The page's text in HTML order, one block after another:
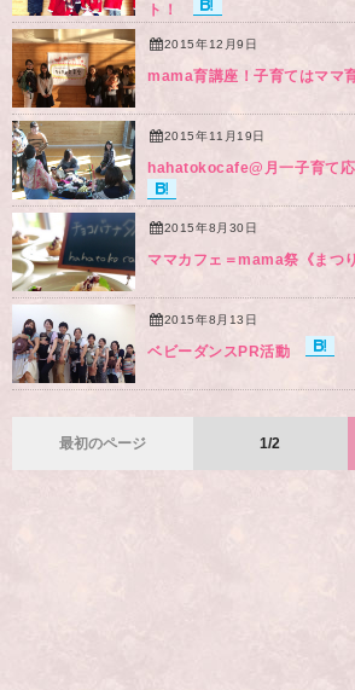
ト！
2015年12月9日
mama育講座！子育てはママ
2015年11月19日
hahatokocafe@月一子育て
2015年8月30日
ママカフェ＝mama祭《まつり
2015年8月13日
ベビーダンスPR活動
最初のページ 1/2